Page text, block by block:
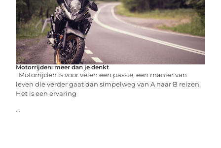
Motorrijden: meer dan je denkt
Motorrijden is voor velen een passie, een manier van
leven die verder gaat dan simpelweg van A naar B reizen.
Het is een ervaring
...